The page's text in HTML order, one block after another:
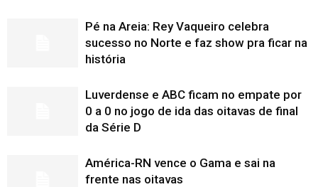
Pé na Areia: Rey Vaqueiro celebra
sucesso no Norte e faz show pra ficar na
história
Luverdense e ABC ficam no empate por
0 a 0 no jogo de ida das oitavas de final
da Série D
América-RN vence o Gama e sai na
frente nas oitavas